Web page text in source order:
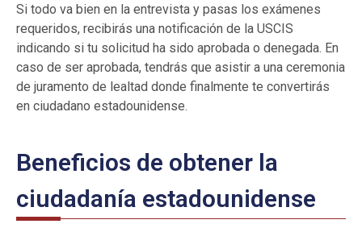
Si todo va bien en la entrevista y pasas los exámenes
requeridos, recibirás una notificación de la USCIS
indicando si tu solicitud ha sido aprobada o denegada. En
caso de ser aprobada, tendrás que asistir a una ceremonia
de juramento de lealtad donde finalmente te convertirás
en ciudadano estadounidense.
Beneficios de obtener la
ciudadanía estadounidense